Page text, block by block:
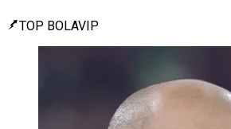
TOP BOLAVIP